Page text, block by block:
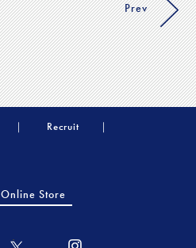
Prev
Recruit
Online Store